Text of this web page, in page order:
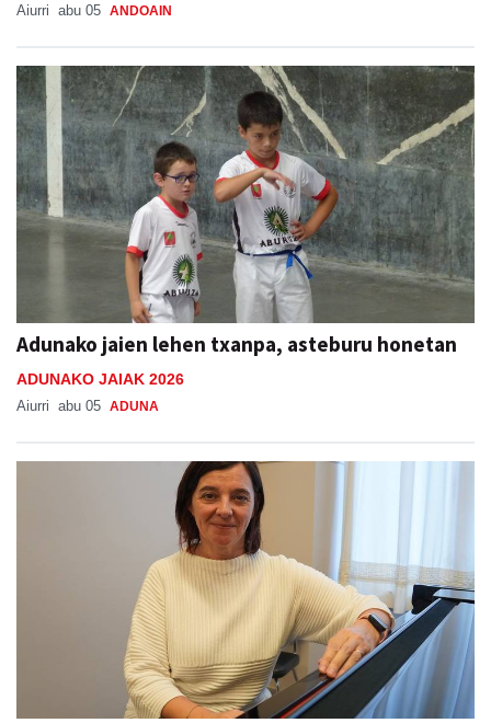
Aiurri abu 05 ANDOAIN
Adunako jaien lehen txanpa, asteburu honetan
ADUNAKO JAIAK 2026
Aiurri abu 05 ADUNA